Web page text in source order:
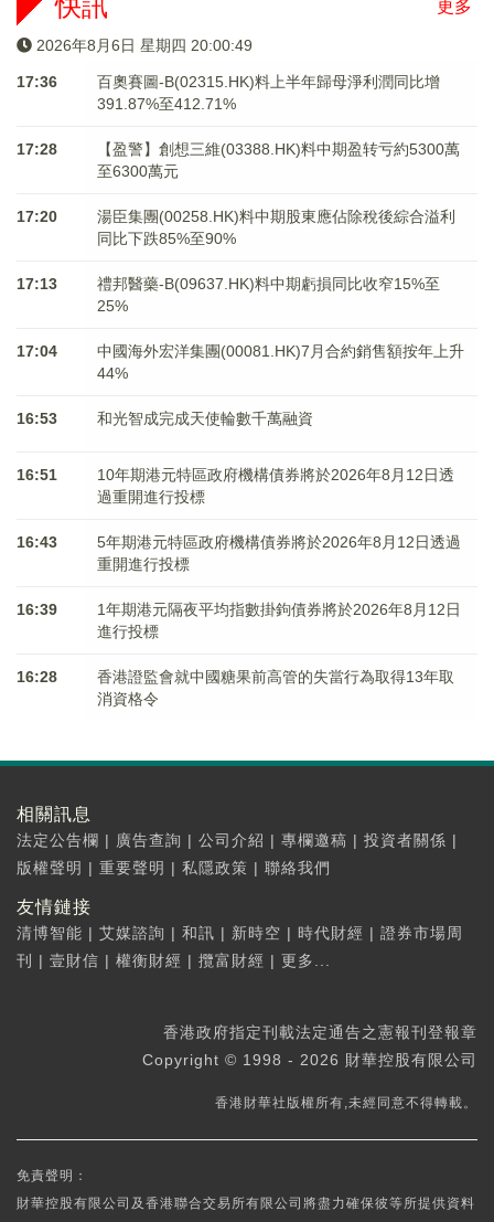
更多
快訊
2026年8月6日 星期四 20:00:49
17:36
百奧賽圖-B(02315.HK)料上半年歸母淨利潤同比增
391.87%至412.71%
17:28
【盈警】創想三維(03388.HK)料中期盈转亏約5300萬
至6300萬元
17:20
湯臣集團(00258.HK)料中期股東應佔除稅後綜合溢利
同比下跌85%至90%
17:13
禮邦醫藥-B(09637.HK)料中期虧損同比收窄15%至
25%
17:04
中國海外宏洋集團(00081.HK)7月合約銷售額按年上升
44%
16:53 和光智成完成天使輪數千萬融資
16:51
10年期港元特區政府機構債券將於2026年8月12日透
過重開進行投標
16:43
5年期港元特區政府機構債券將於2026年8月12日透過
重開進行投標
16:39
1年期港元隔夜平均指數掛鉤債券將於2026年8月12日
進行投標
16:28
香港證監會就中國糖果前高管的失當行為取得13年取
消資格令
相關訊息
法定公告欄 | 廣告查詢 | 公司介紹 | 專欄邀稿 | 投資者關係 |
版權聲明 | 重要聲明 | 私隱政策 | 聯絡我們
友情鏈接
清博智能 | 艾媒諮詢 | 和訊 | 新時空 | 時代財經 | 證券市場周
刊
| 壹財信 | 權衡財經 | 攬富財經 | 更多...
香港政府指定刊載法定通告之憲報刊登報章
Copyright © 1998 - 2026 財華控股有限公司
香港財華社版權所有,未經同意不得轉載。
免責聲明：
財華控股有限公司及香港聯合交易所有限公司將盡力確保彼等所提供資料